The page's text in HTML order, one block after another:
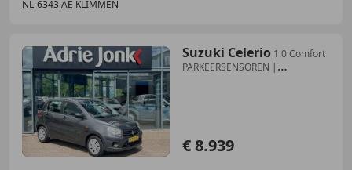
NL-6343 AE KLIMMEN
Suzuki Celerio 1.0 Comfort
PARKEERSENSOREN |
€ 8.939